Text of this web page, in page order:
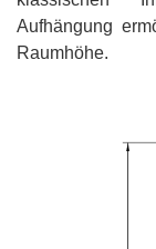
Aufhängung
Raumhöhe.